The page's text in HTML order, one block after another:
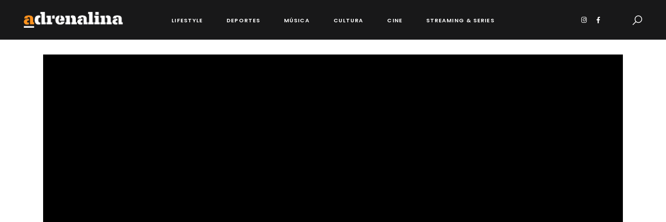
LIFESTYLE DEPORTES MÚSICA CULTURA CINE STREAMING & SERIES